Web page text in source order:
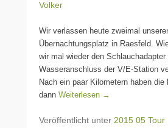
Volker
Wir verlassen heute zweimal
Übernachtungsplatz in Raesfeld.
wir mal wieder den Schlauchadapter
Wasseranschluss der V/E-Station
Nach ein paar Kilometern haben die
dann Weiterlesen →
Veröffentlicht unter 2015 05 Tour